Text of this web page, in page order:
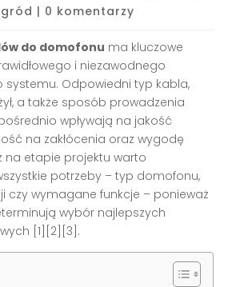
| 0 komentarzy
do domofonu ma kluczowe
i niezawodnego
systemu. Odpowiedni typ kabla,
a także sposób prowadzenia
wpływają na jakość
na zakłócenia oraz wygodę
na etapie projektu warto
potrzeby – typ domofonu,
czy wymagane funkcje – ponieważ
wybór najlepszych
[1][2][3] .